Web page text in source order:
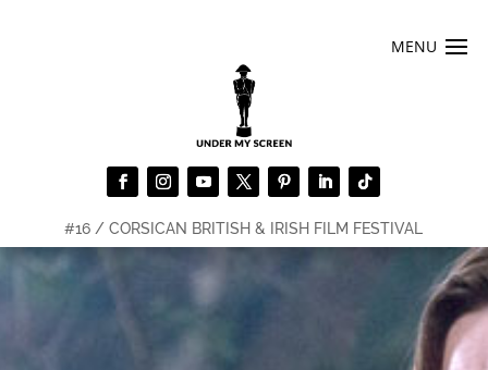
#16 / CORSICAN BRITISH & IRISH FILM FESTIVAL